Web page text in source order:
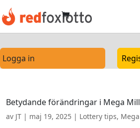
Logga in
Betydande förändringar i Mega
av JT | maj 19, 2025 | Lottery tips,